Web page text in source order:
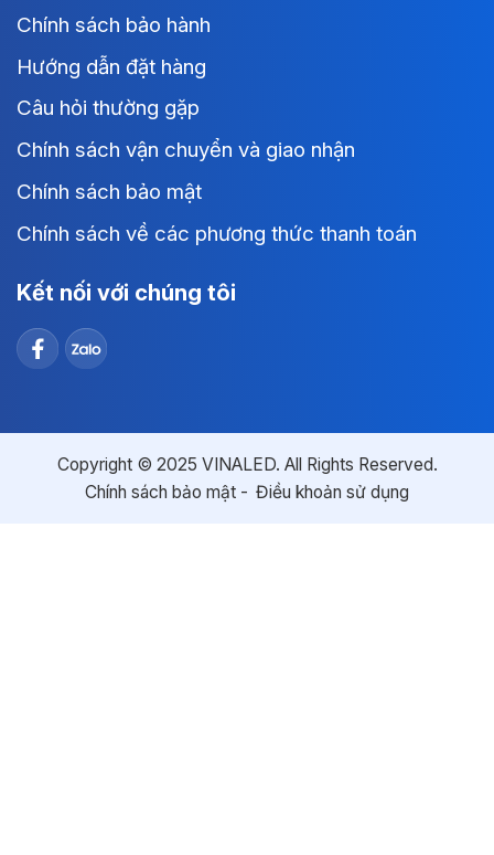
Chính sách bảo hành
Hướng dẫn đặt hàng
Câu hỏi thường gặp
Chính sách vận chuyển và giao nhận
Chính sách bảo mật
Chính sách về các phương thức thanh toán
Kết nối với chúng tôi
Copyright © 2025 VINALED. All Rights Reserved.
Chính sách bảo mật
Điều khoản sử dụng